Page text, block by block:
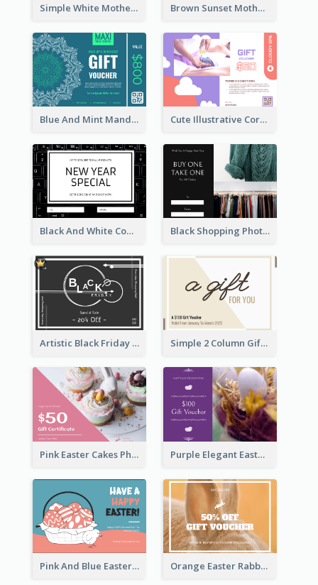
Simple White Mother's Day Photo Gift Card Brown Sunset Mother's Day Gift Card
Blue And Mint Mandala Yoga Discount Gift Card Design Cute Illustrative Coral And Purple Gift Card Design
Black And White Computer Photo New Year Gift Card Black Shopping Photo New Year Sale Gift Card
Artistic Black Friday Graphic Gift Card Simple 2 Column Gift Card
Pink Easter Cakes Photo Cake Shop Gift Card Purple Elegant Easter Egg Photo Gift Card
Pink And Blue Easter Egg Sale Gift Card Orange Easter Rabbit Photo Sale Gift Card